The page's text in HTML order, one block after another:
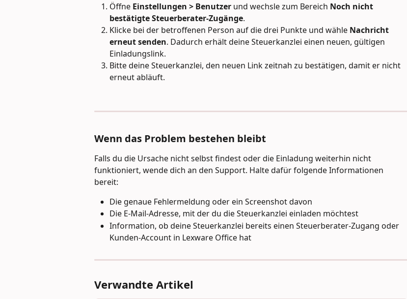
Öffne Einstellungen > Benutzer und wechsle zum Bereich Noch nicht
bestätigte Steuerberater-Zugänge.
Klicke bei der betroffenen Person auf die drei Punkte und wähle Nachricht
erneut senden. Dadurch erhält deine Steuerkanzlei einen neuen, gültigen
Einladungslink.
Bitte deine Steuerkanzlei, den neuen Link zeitnah zu bestätigen, damit er nicht
erneut abläuft.
Wenn das Problem bestehen bleibt
Falls du die Ursache nicht selbst findest oder die Einladung weiterhin nicht
funktioniert, wende dich an den Support. Halte dafür folgende Informationen
bereit:
Die genaue Fehlermeldung oder ein Screenshot davon
Die E-Mail-Adresse, mit der du die Steuerkanzlei einladen möchtest
Information, ob deine Steuerkanzlei bereits einen Steuerberater-Zugang oder
Kunden-Account in Lexware Office hat
Verwandte Artikel